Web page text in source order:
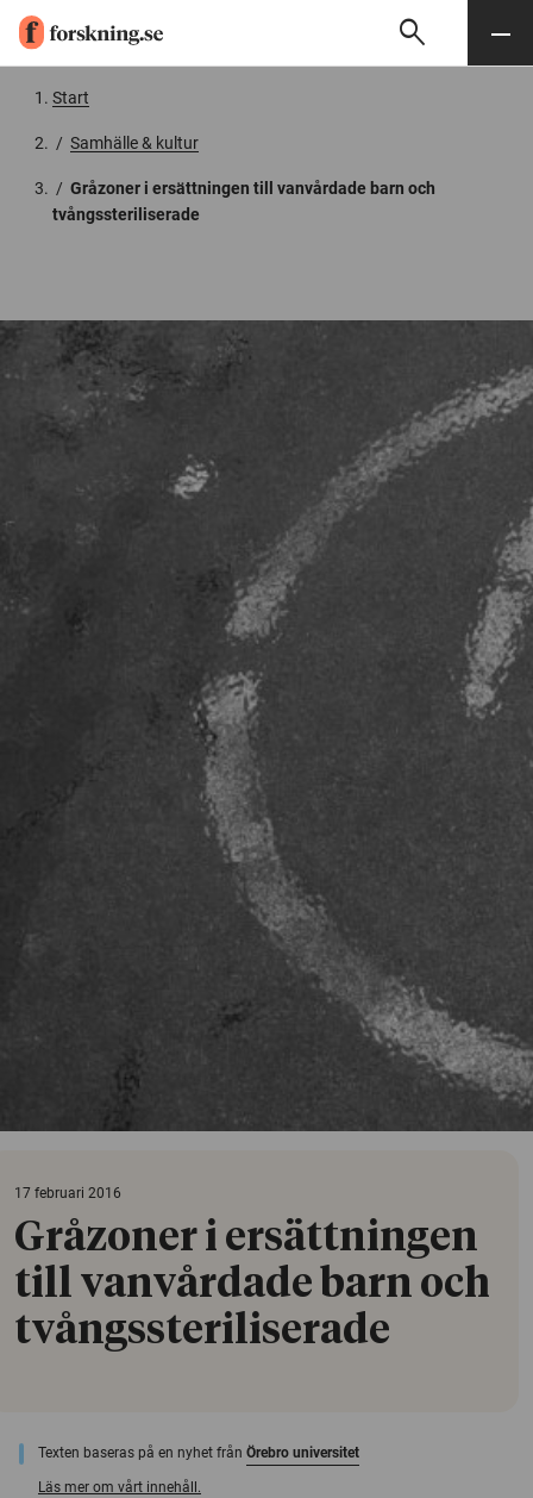
Söksearch Meny
Start
/ Samhälle & kultur
/ Gråzoner i ersättningen till vanvårdade barn och
tvångssteriliserade
17 februari 2016
Gråzoner i ersättningen
till vanvårdade barn och
tvångssteriliserade
Texten baseras på en nyhet från Örebro universitet
Läs mer om vårt innehåll.